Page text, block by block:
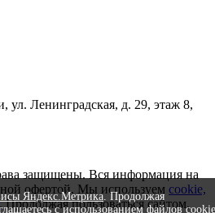
ул. Ленинградская, д. 29, этаж 8,
защищены. Вся информация на
офертой. Мы используем cookie,
. Продолжая пользоваться сайтом,
Яндекс.Метрика. Продолжая
с использованием файлов